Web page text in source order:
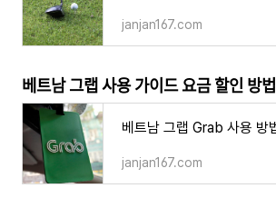
janjan167.com
베트남 그랩 사용 가이드 요금 할인 방법
janjan167.com